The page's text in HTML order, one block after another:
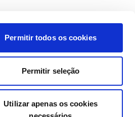
Permitir todos os cookies
Permitir seleção
Utilizar apenas os cookies